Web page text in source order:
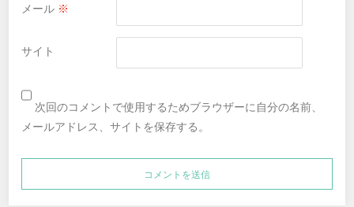
メール ※
サイト
次回のコメントで使用するためブラウザーに自分の名前、
メールアドレス、サイトを保存する。